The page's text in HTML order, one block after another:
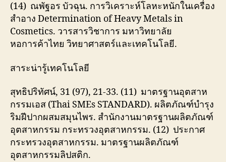
(14) ณพัฐอร บัวฉุน. การวิเคราะห์โลหะหนักในเครื่อง
สำอาง Determination of Heavy Metals in
Cosmetics. วารสารวิชาการ มหาวิทยาลัย
หอการค้าไทย วิทยาศาสตร์และเทคโนโลยี.
สาระน่ารู้เทคโนโลยี
สุทธิปริทัศน์, 31 (97), 21-33. (11) มาตรฐานอุตสาห
กรรมเอส (Thai SMEs STANDARD). ผลิตภัณฑ์บำรุง
ริมฝีปากผสมสมุนไพร. สำนักงานมาตรฐานผลิตภัณฑ์
อุตสาหกรรม กระทรวงอุตสาหกรรม. (12) ประกาศ
กระทรวงอุตสาหกรรม. มาตรฐานผลิตภัณฑ์
อุตสาหกรรมลิปสติก.